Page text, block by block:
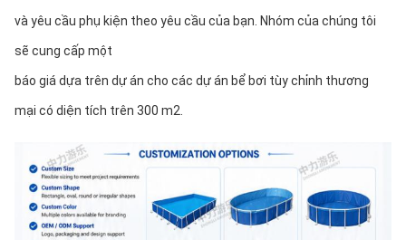
và yêu cầu phụ kiện theo yêu cầu của bạn. Nhóm của chúng tôi
sẽ cung cấp một
báo giá dựa trên dự án cho các dự án bể bơi tùy chỉnh thương
mại có diện tích trên 300 m2.